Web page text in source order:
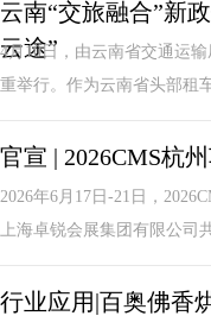
云南“交旅融合”新
云途”
4月10日，由云南省交通运
重举行。作为云南省头部租
官宣 | 2026CMS杭
2026年6月17日-21日，
上海卓锐会展集团有限公司
行业应用|百奥佛香